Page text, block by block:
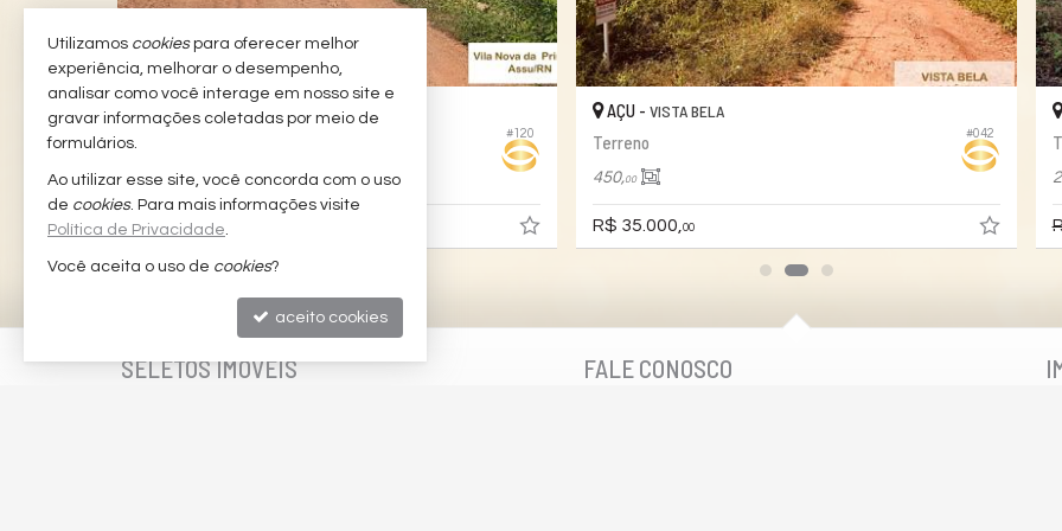
#120
AÇU -VILA NOVA DA PRINCESA
Terreno
327, 00
R$ 45.000,
#042
AÇU -VISTA BELA
Terreno
450,00
R$ 35.000,00
SELETOS IMÓVEIS FALE CONOSCO
Utilizamos cookiespara oferecer melhor
experiência, melhorar o desempenho,
analisar como você interage em nosso site e
gravar informações coletadas por meio de
formulários.
Ao utilizar esse site, você concorda com o uso
de cookies. Para mais informações visite
Política de Privacidade.
Você aceita o uso de cookies?
aceito cookies